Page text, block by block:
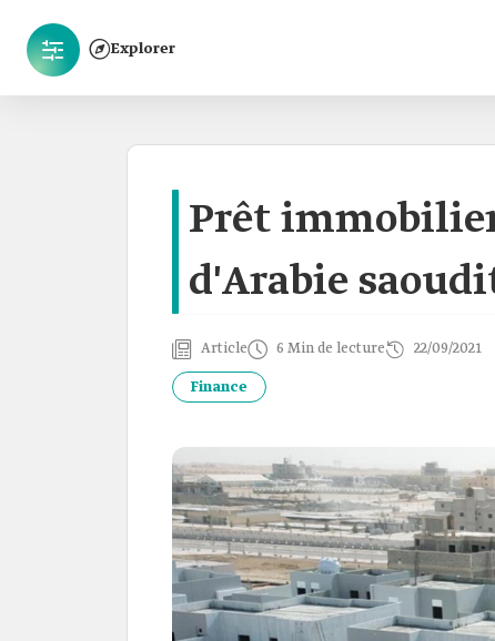
Explorer
Prêt
d'Arabie
Article 6 Min de lecture 22/09/2021
Finance